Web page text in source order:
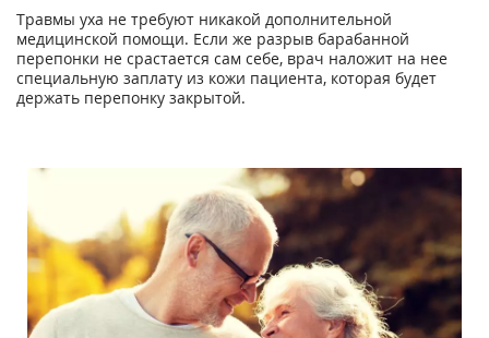
Травмы уха не требуют никакой дополнительной
медицинской помощи. Если же разрыв барабанной
перепонки не срастается сам себе, врач наложит на нее
специальную заплату из кожи пациента, которая будет
держать перепонку закрытой.